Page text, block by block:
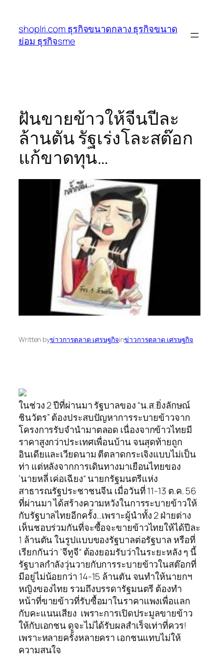
เนื้อหา
shoplri.com ธุรกิจขนาดกลาง ธุรกิจขนาด
ย่อม ธุรกิจsme
ฝันขายข้าวให้จีนปีละ
ล้านตัน รัฐเร่งโละสต๊อก
แก้ขาดทุน…
Written byข่าวการตลาด เศรษฐกิจinข่าวการตลาด เศรษฐกิจ
ในช่วง 2 ปีที่ผ่านมา รัฐบาลของ “น.ส.ยิ่งลักษณ์
ชินวัตร” ต้องประสบปัญหาการระบายข้าวจาก
โครงการรับจำนำมาตลอด เนื่องจากข้าวไทยมี
ราคาสูงกว่าประเทศเพื่อนบ้าน จนสุดท้ายถูก
อินเดียและเวียดนาม ตีตลาดกระเจิงแบบไม่เป็น
ท่า แต่หลังจากการเดินทางมาเยือนไทยของ
’นายหลี่ เค่อเฉียง“ นายกรัฐมนตรีแห่ง
สาธารณรัฐประชาชนจีน เมื่อวันที่ 11-13 ต.ค. 56
ที่ผ่านมา ได้สร้างความหวังในการระบายข้าวให้
กับรัฐบาลไทยอีกครั้ง…เพราะผู้นำทั้ง 2 ฝ่ายต่าง
เห็นชอบร่วมกันที่จะซื้อจะขายข้าวไทยให้ได้ปีละ
1 ล้านตัน ในรูปแบบของรัฐบาลต่อรัฐบาล หรือที่
เรียกกันว่า ’จีทูจี“ ต้องยอมรับว่าในระยะหลัง ๆ นี้
รัฐบาลกำลังวุ่นวายกับการระบายข้าวในสต๊อกที่
มีอยู่ไม่น้อยกว่า 14-15 ล้านตัน จนทำให้นายกฯ
หญิงของไทย รวมถึงบรรดารัฐมนตรี ต้องทำ
หน้าที่ขายข้าวที่รับซื้อมาในราคาแพงเพื่อแลก
กับคะแนนเสียง เพราะการเปิดประมูลขายข้าว
ให้กับเอกชน ดูจะไม่ได้รับผลสำเร็จเท่าที่ควร!
เพราะหลายครั้งหลายครา เอกชนแทบไม่ให้
ความสนใจ